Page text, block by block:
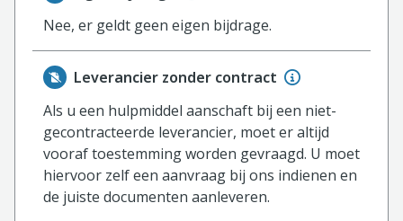
Nee, er geldt geen eigen bijdrage.
Leverancier zonder contract
Als u een hulpmiddel aanschaft bij een niet-
gecontracteerde leverancier, moet er altijd
vooraf toestemming worden gevraagd. U moet
hiervoor zelf een aanvraag bij ons indienen en
de juiste documenten aanleveren.